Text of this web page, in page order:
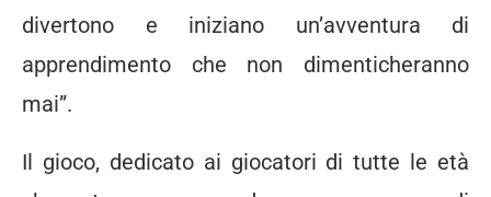
divertono e iniziano un’avventura di
apprendimento che non dimenticheranno
mai”.
Il gioco, dedicato ai giocatori di tutte le età